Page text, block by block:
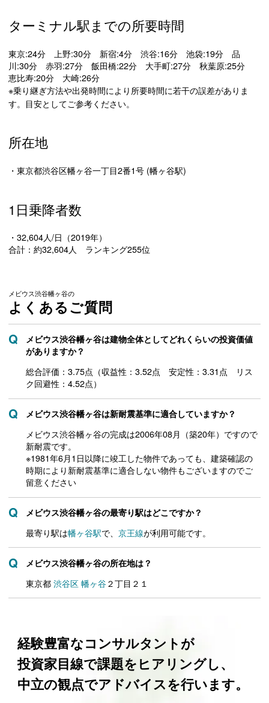
ターミナル駅までの所要時間
東京:24分 上野:30分 新宿:4分 渋谷:16分 池袋:19分 品
川:30分 赤羽:27分 飯田橋:22分 大手町:27分 秋葉原:25分
恵比寿:20分 大崎:26分
※乗り継ぎ方法や出発時間により所要時間に若干の誤差がありま
す。目安としてご参考ください。
所在地
・東京都渋谷区幡ヶ谷一丁目2番1号 (幡ヶ谷駅)
1日乗降者数
・32,604人/日（2019年）
合計：約32,604人 ランキング255位
メビウス渋谷幡ヶ谷の
よくあるご質問
メビウス渋谷幡ヶ谷は建物全体としてどれくらいの投資価値
がありますか？
総合評価：3.75点（収益性：3.52点 安定性：3.31点 リス
ク回避性：4.52点）
メビウス渋谷幡ヶ谷は新耐震基準に適合していますか？
メビウス渋谷幡ヶ谷の完成は2006年08月（築20年）ですので
新耐震です。
※1981年6月1日以降に竣工した物件であっても、建築確認の
時期により新耐震基準に適合しない物件もございますのでご
留意ください
メビウス渋谷幡ヶ谷の最寄り駅はどこですか？
最寄り駅は幡ヶ谷駅で、 京王線が利用可能です。
メビウス渋谷幡ヶ谷の所在地は？
東京都 渋谷区 幡ヶ谷２丁目２１
経験豊富なコンサルタントが
投資家目線で課題をヒアリングし、
中立の観点でアドバイスを行います。